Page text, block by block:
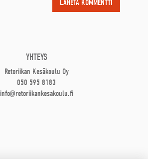
YHTEYS
Retoriikan Kesäkoulu Oy
050 595 8183
info@retoriikankesakoulu.fi